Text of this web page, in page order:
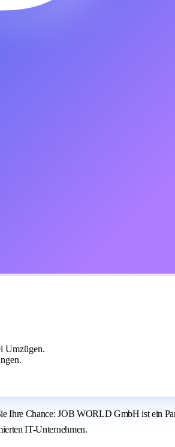
Umzügen.
Ihre Chance: JOB WORLD GmbH ist ein
IT-Unternehmen.